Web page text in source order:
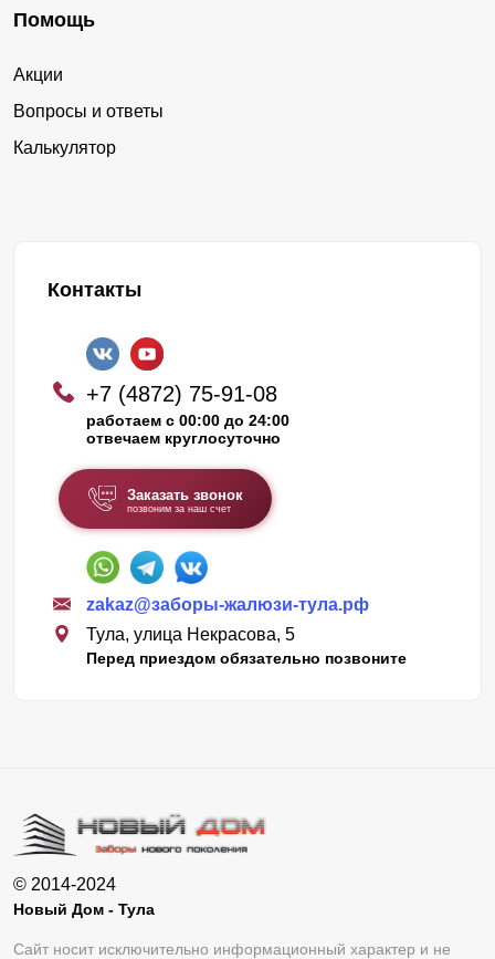
Помощь
Акции
Вопросы и ответы
Калькулятор
Контакты
+7 (4872) 75-91-08
работаем с 00:00 до 24:00
отвечаем круглосуточно
Заказать звонок
позвоним за наш счет
zakaz@заборы-жалюзи-тула.рф
Тула, улица Некрасова, 5
Перед приездом обязательно позвоните
© 2014-2024
Новый Дом - Тула
Сайт носит исключительно информационный характер и не